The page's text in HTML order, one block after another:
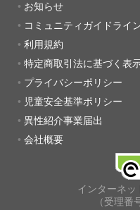
お知らせ
コミュニティガイドライ
利用規約
特定商取引法に基づく表
プライバシーポリシー
児童安全基準ポリシー
異性紹介事業届出
会社概要
インターネッ
（受理番